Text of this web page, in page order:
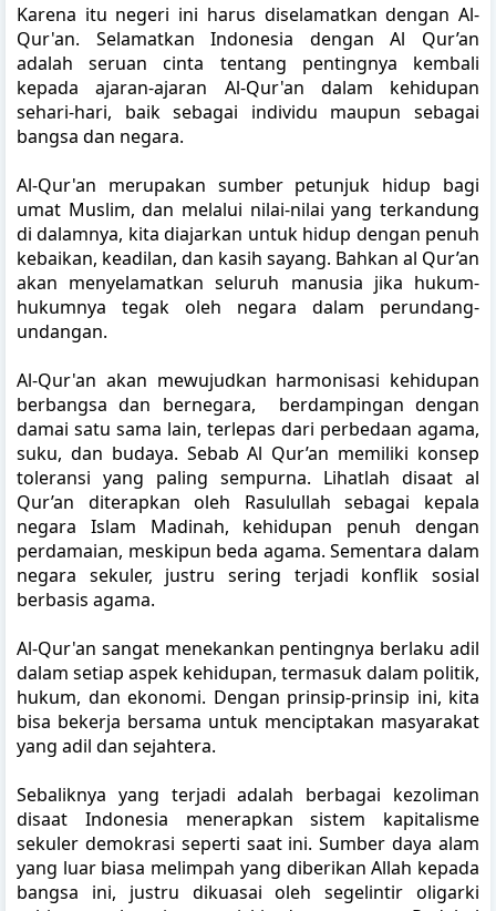
Karena itu negeri ini harus diselamatkan dengan Al-
Qur'an. Selamatkan Indonesia dengan Al Qur’an
adalah seruan cinta tentang pentingnya kembali
kepada ajaran-ajaran Al-Qur'an dalam kehidupan
sehari-hari, baik sebagai individu maupun sebagai
bangsa dan negara.
Al-Qur'an merupakan sumber petunjuk hidup bagi
umat Muslim, dan melalui nilai-nilai yang terkandung
di dalamnya, kita diajarkan untuk hidup dengan penuh
kebaikan, keadilan, dan kasih sayang. Bahkan al Qur’an
akan menyelamatkan seluruh manusia jika hukum-
hukumnya tegak oleh negara dalam perundang-
undangan.
Al-Qur'an akan mewujudkan harmonisasi kehidupan
berbangsa dan bernegara, berdampingan dengan
damai satu sama lain, terlepas dari perbedaan agama,
suku, dan budaya. Sebab Al Qur’an memiliki konsep
toleransi yang paling sempurna. Lihatlah disaat al
Qur’an diterapkan oleh Rasulullah sebagai kepala
negara Islam Madinah, kehidupan penuh dengan
perdamaian, meskipun beda agama. Sementara dalam
negara sekuler, justru sering terjadi konflik sosial
berbasis agama.
Al-Qur'an sangat menekankan pentingnya berlaku adil
dalam setiap aspek kehidupan, termasuk dalam politik,
hukum, dan ekonomi. Dengan prinsip-prinsip ini, kita
bisa bekerja bersama untuk menciptakan masyarakat
yang adil dan sejahtera.
Sebaliknya yang terjadi adalah berbagai kezoliman
disaat Indonesia menerapkan sistem kapitalisme
sekuler demokrasi seperti saat ini. Sumber daya alam
yang luar biasa melimpah yang diberikan Allah kepada
bangsa ini, justru dikuasai oleh segelintir oligarki